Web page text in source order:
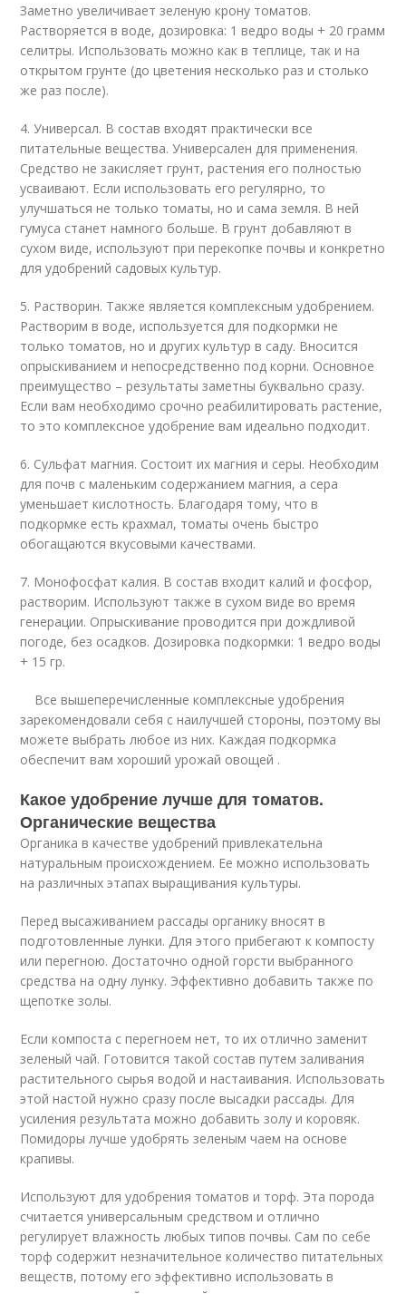
Заметно увеличивает зеленую крону томатов.
Растворяется в воде, дозировка: 1 ведро воды + 20 грамм
селитры. Использовать можно как в теплице, так и на
открытом грунте (до цветения несколько раз и столько
же раз после).
4. Универсал. В состав входят практически все
питательные вещества. Универсален для применения.
Средство не закисляет грунт, растения его полностью
усваивают. Если использовать его регулярно, то
улучшаться не только томаты, но и сама земля. В ней
гумуса станет намного больше. В грунт добавляют в
сухом виде, используют при перекопке почвы и конкретно
для удобрений садовых культур.
5. Растворин. Также является комплексным удобрением.
Растворим в воде, используется для подкормки не
только томатов, но и других культур в саду. Вносится
опрыскиванием и непосредственно под корни. Основное
преимущество – результаты заметны буквально сразу.
Если вам необходимо срочно реабилитировать растение,
то это комплексное удобрение вам идеально подходит.
6. Сульфат магния. Состоит их магния и серы. Необходим
для почв с маленьким содержанием магния, а сера
уменьшает кислотность. Благодаря тому, что в
подкормке есть крахмал, томаты очень быстро
обогащаются вкусовыми качествами.
7. Монофосфат калия. В состав входит калий и фосфор,
растворим. Используют также в сухом виде во время
генерации. Опрыскивание проводится при дождливой
погоде, без осадков. Дозировка подкормки: 1 ведро воды
+ 15 гр.
Все вышеперечисленные комплексные удобрения
зарекомендовали себя с наилучшей стороны, поэтому вы
можете выбрать любое из них. Каждая подкормка
обеспечит вам хороший урожай овощей .
Какое удобрение лучше для томатов.
Органические вещества
Органика в качестве удобрений привлекательна
натуральным происхождением. Ее можно использовать
на различных этапах выращивания культуры.
Перед высаживанием рассады органику вносят в
подготовленные лунки. Для этого прибегают к компосту
или перегною. Достаточно одной горсти выбранного
средства на одну лунку. Эффективно добавить также по
щепотке золы.
Если компоста с перегноем нет, то их отлично заменит
зеленый чай. Готовится такой состав путем заливания
растительного сырья водой и настаивания. Использовать
этой настой нужно сразу после высадки рассады. Для
усиления результата можно добавить золу и коровяк.
Помидоры лучше удобрять зеленым чаем на основе
крапивы.
Используют для удобрения томатов и торф. Эта порода
считается универсальным средством и отлично
регулирует влажность любых типов почвы. Сам по себе
торф содержит незначительное количество питательных
веществ, потому его эффективно использовать в